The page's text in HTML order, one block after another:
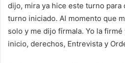
dijo, mira ya hice este turno para
turno iniciado. Al momento que
solo y me dijo fírmala. Yo la
inicio, derechos, Entrevista y